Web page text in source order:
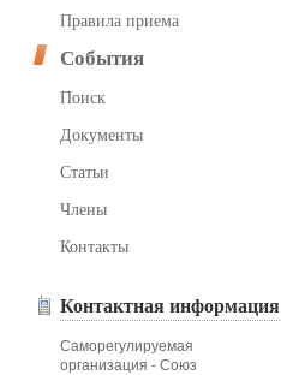
Правила приема
События
Поиск
Документы
Статьи
Члены
Контакты
Контактная информация
Саморегулируемая
организация - Союз